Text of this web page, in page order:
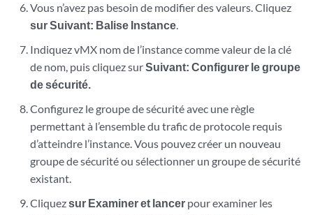
Vous n’avez pas besoin de modifier des valeurs. Cliquez
sur Suivant: Balise Instance.
Indiquez vMX nom de l’instance comme valeur de la clé
de nom, puis cliquez surSuivant: Configurer le groupe
de sécurité.
Configurez le groupe de sécurité avec une règle
permettant à l’ensemble du trafic de protocole requis
d’atteindre l’instance. Vous pouvez créer un nouveau
groupe de sécurité ou sélectionner un groupe de sécurité
existant.
Cliquezsur Examiner et lancer pour examiner les